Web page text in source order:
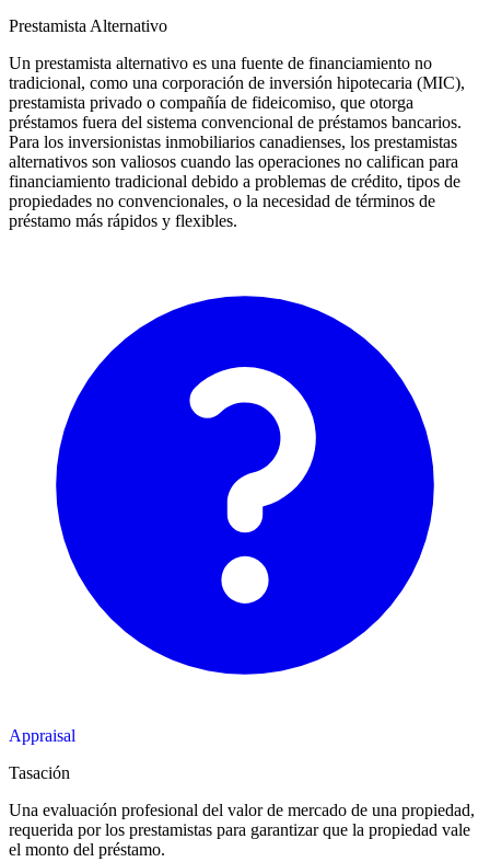
Prestamista Alternativo
Un prestamista alternativo es una fuente de financiamiento no
tradicional, como una corporación de inversión hipotecaria (MIC),
prestamista privado o compañía de fideicomiso, que otorga
préstamos fuera del sistema convencional de préstamos bancarios.
Para los inversionistas inmobiliarios canadienses, los prestamistas
alternativos son valiosos cuando las operaciones no califican para
financiamiento tradicional debido a problemas de crédito, tipos de
propiedades no convencionales, o la necesidad de términos de
préstamo más rápidos y flexibles.
Appraisal
Tasación
Una evaluación profesional del valor de mercado de una propiedad,
requerida por los prestamistas para garantizar que la propiedad vale
el monto del préstamo.